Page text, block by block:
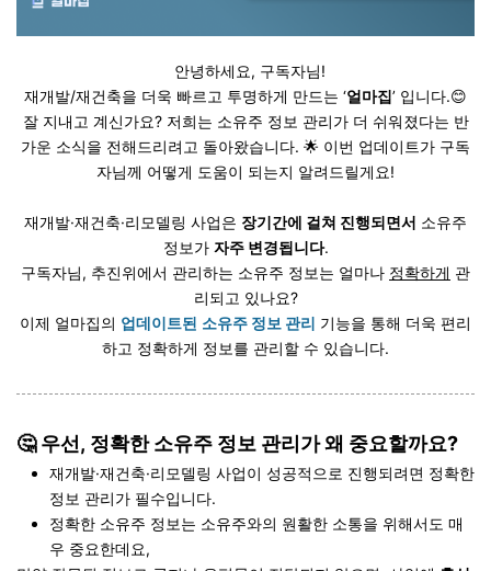
안녕하세요, 구독자님!
재개발/재건축을 더욱 빠르고 투명하게 만드는 ‘얼마집’ 입니다.😊
잘 지내고 계신가요? 저희는 소유주 정보 관리가 더 쉬워졌다는 반
가운 소식을 전해드리려고 돌아왔습니다. 🌟 이번 업데이트가 구독
자님께 어떻게 도움이 되는지 알려드릴게요!
재개발·재건축·리모델링 사업은 장기간에 걸쳐 진행되면서 소유주
정보가 자주 변경됩니다.
구독자님, 추진위에서 관리하는 소유주 정보는 얼마나 정확하게 관
리되고 있나요?
이제 얼마집의 업데이트된 소유주 정보 관리 기능을 통해 더욱 편리
하고 정확하게 정보를 관리할 수 있습니다.
🤔 우선, 정확한 소유주 정보 관리가 왜 중요할까요?
재개발·재건축·리모델링 사업이 성공적으로 진행되려면 정확한
정보 관리가 필수입니다.
정확한 소유주 정보는 소유주와의 원활한 소통을 위해서도 매
우 중요한데요,